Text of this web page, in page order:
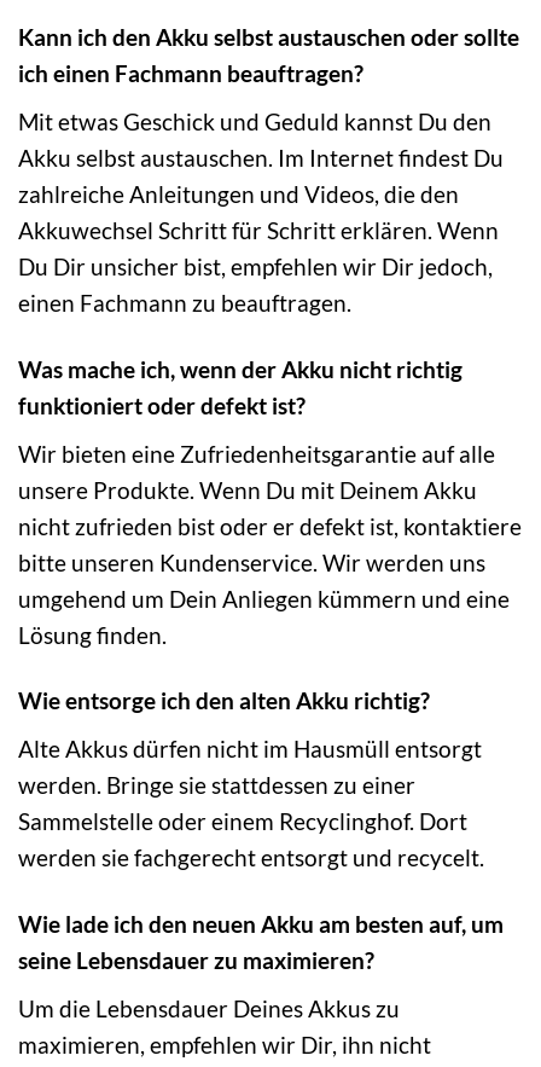
Kann ich den Akku selbst austauschen oder sollte
ich einen Fachmann beauftragen?
Mit etwas Geschick und Geduld kannst Du den
Akku selbst austauschen. Im Internet findest Du
zahlreiche Anleitungen und Videos, die den
Akkuwechsel Schritt für Schritt erklären. Wenn
Du Dir unsicher bist, empfehlen wir Dir jedoch,
einen Fachmann zu beauftragen.
Was mache ich, wenn der Akku nicht richtig
funktioniert oder defekt ist?
Wir bieten eine Zufriedenheitsgarantie auf alle
unsere Produkte. Wenn Du mit Deinem Akku
nicht zufrieden bist oder er defekt ist, kontaktiere
bitte unseren Kundenservice. Wir werden uns
umgehend um Dein Anliegen kümmern und eine
Lösung finden.
Wie entsorge ich den alten Akku richtig?
Alte Akkus dürfen nicht im Hausmüll entsorgt
werden. Bringe sie stattdessen zu einer
Sammelstelle oder einem Recyclinghof. Dort
werden sie fachgerecht entsorgt und recycelt.
Wie lade ich den neuen Akku am besten auf, um
seine Lebensdauer zu maximieren?
Um die Lebensdauer Deines Akkus zu
maximieren, empfehlen wir Dir, ihn nicht